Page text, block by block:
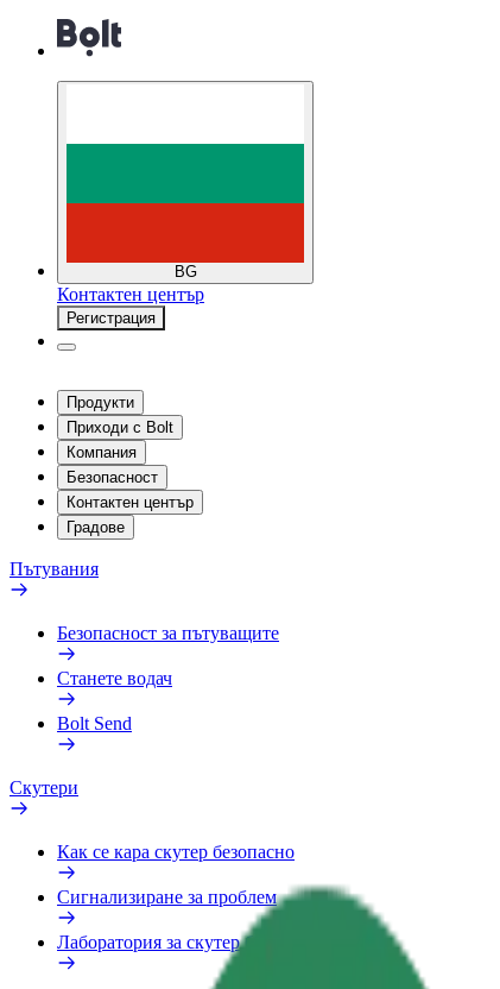
BG
Контактен център
Регистрация
Продукти
Приходи с Bolt
Компания
Безопасност
Контактен център
Градове
Пътувания
Безопасност за пътуващите
Станете водач
Bolt Send
Скутери
Как се кара скутер безопасно
Сигнализиране за проблем
Лаборатория за скутер безопасност